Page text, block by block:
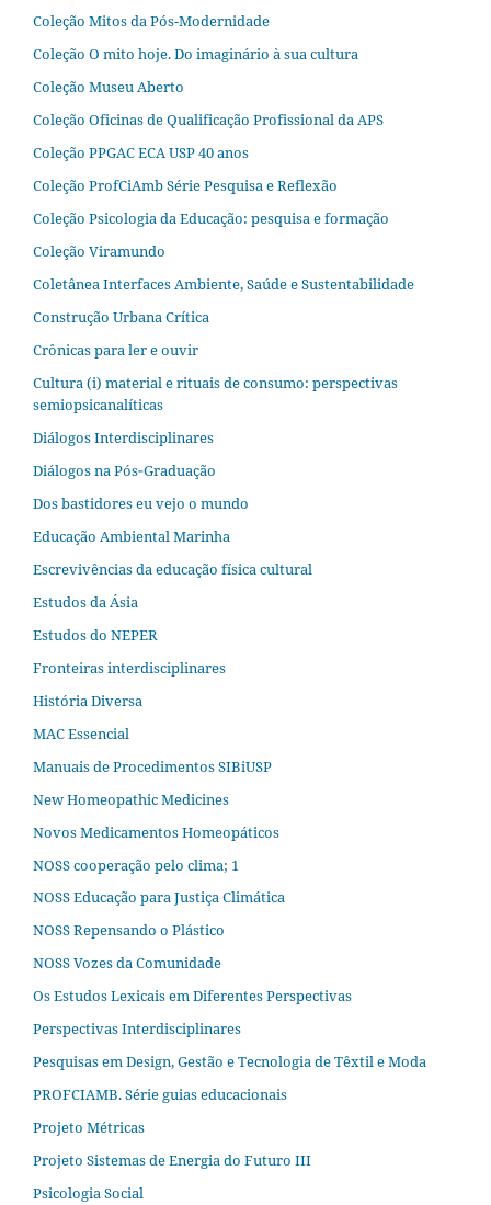
Coleção Mitos da Pós-Modernidade
Coleção O mito hoje. Do imaginário à sua cultura
Coleção Museu Aberto
Coleção Oficinas de Qualificação Profissional da APS
Coleção PPGAC ECA USP 40 anos
Coleção ProfCiAmb Série Pesquisa e Reflexão
Coleção Psicologia da Educação: pesquisa e formação
Coleção Viramundo
Coletânea Interfaces Ambiente, Saúde e Sustentabilidade
Construção Urbana Crítica
Crônicas para ler e ouvir
Cultura (i) material e rituais de consumo: perspectivas
semiopsicanalíticas
Diálogos Interdisciplinares
Diálogos na Pós‐Graduação
Dos bastidores eu vejo o mundo
Educação Ambiental Marinha
Escrevivências da educação física cultural
Estudos da Ásia​
Estudos do NEPER
Fronteiras interdisciplinares
História Diversa
MAC Essencial
Manuais de Procedimentos SIBiUSP
New Homeopathic Medicines
Novos Medicamentos Homeopáticos
NOSS cooperação pelo clima; 1
NOSS Educação para Justiça Climática
NOSS Repensando o Plástico
NOSS Vozes da Comunidade
Os Estudos Lexicais em Diferentes Perspectivas
Perspectivas Interdisciplinares
Pesquisas em Design, Gestão e Tecnologia de Têxtil e Moda
PROFCIAMB. Série guias educacionais
Projeto Métricas
Projeto Sistemas de Energia do Futuro III
Psicologia Social